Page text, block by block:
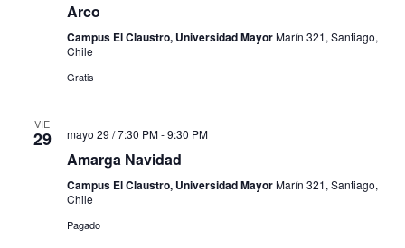
Arco
Campus El Claustro, Universidad MayorMarín 321, Santiago,
Chile
Gratis
VIE
29 mayo 29 / 7:30 PM-9:30 PM
Amarga Navidad
Campus El Claustro, Universidad MayorMarín 321, Santiago,
Chile
Pagado